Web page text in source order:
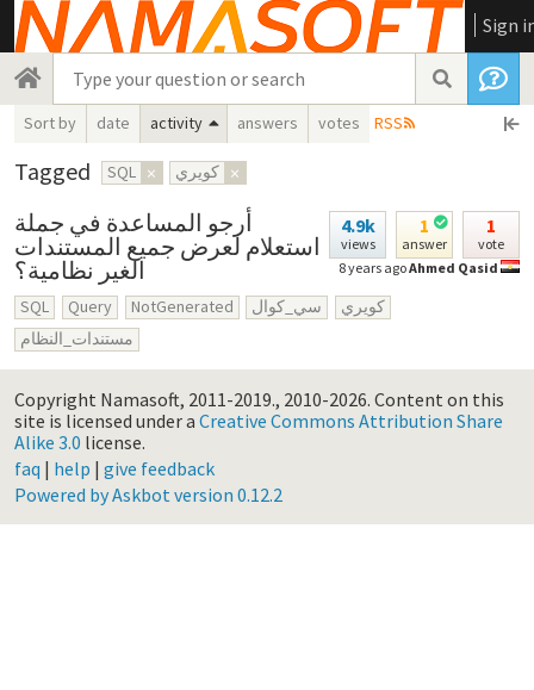
Sign
Sort by date activity answers votes RSS
Tagged SQL × كويري ×
4.9k
views
1
answer
1
vote
8 years agoAhmed Qasid
أرجو المساعدة في جملة
استعلام لعرض جميع المستندات
الغير نظامية؟
SQL Query NotGenerated سي_كوال
كويري
مستندات_النظام
Copyright Namasoft, 2011-2019., 2010-2026. Content on this
site is licensed under a Creative Commons Attribution Share
Alike 3.0 license.
faq | help | give feedback
Powered by Askbot version 0.12.2